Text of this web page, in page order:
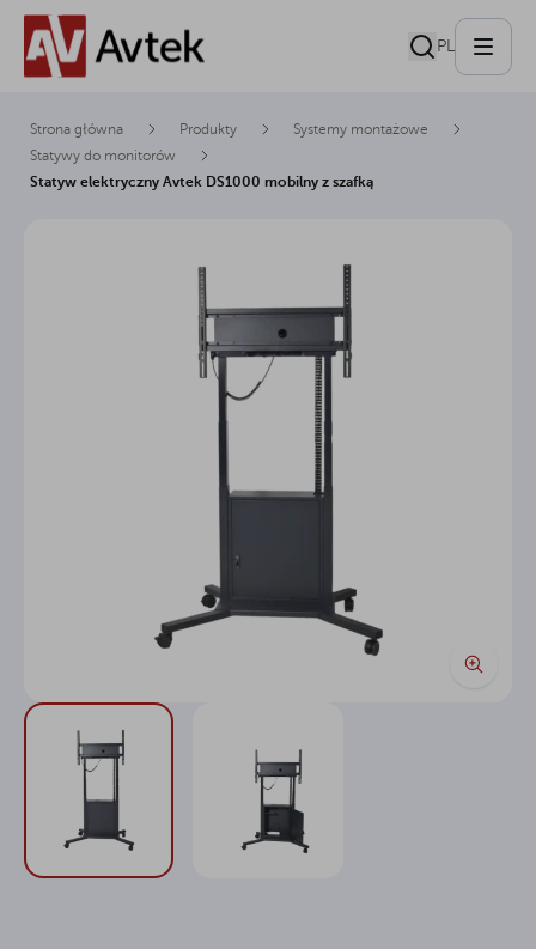
PL
Strona główna Produkty
Systemy montażowe
Statywy do monitorów
Statyw elektryczny Avtek DS1000 mobilny z szafką